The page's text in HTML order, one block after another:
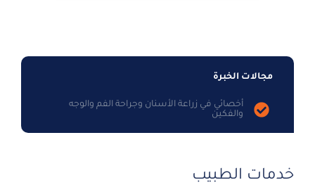
مجالات الخبرة
أخصائي في زراعة الأسنان وجراحة الفم والوجه
والفكين
خدمات الطبيب